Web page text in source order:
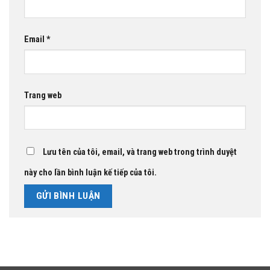
Email *
Trang web
Lưu tên của tôi, email, và trang web trong trình duyệt
này cho lần bình luận kế tiếp của tôi.